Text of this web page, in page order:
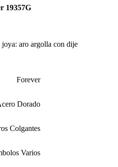
19357G
joya: aro argolla con dije
Forever
Dorado
Colgantes
Varios